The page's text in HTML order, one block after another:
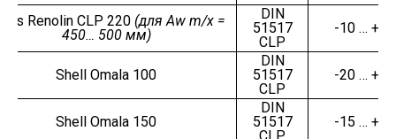
Renolin CLP 220 (для Aw m/x =
450… 500 мм)
DIN
51517
CLP
-10 … +45
Shell Omala 100
DIN
51517
CLP
-20 … +25
Shell Omala 150
DIN
51517
-15 … +40